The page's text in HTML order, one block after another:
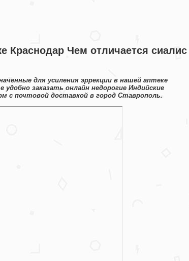
Краснодар Чем отличается сиалис
для усиления эррекции в нашей аптеке
заказать онлайн недорогие Индийские
с почтовой доставкой в город Ставрополь.